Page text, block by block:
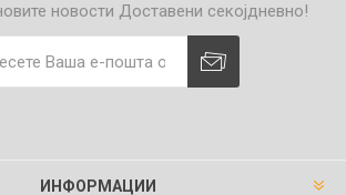
новости Доставени секојдневно!
ИНФОРМАЦИИ